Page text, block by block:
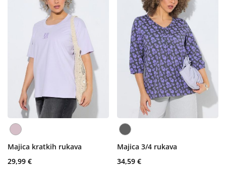
Majica kratkih rukava
29,99 €
Majica 3/4 rukava
34,59 €